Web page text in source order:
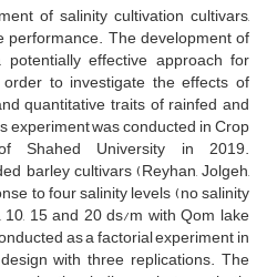
of salinity cultivation cultivars,
The development of
effective approach for
to investigate the effects of
quantitative traits of rainfed and
experiment was conducted in Crop
Shahed University in 2019.
barley cultivars (Reyhan, Jolgeh,
to four salinity levels (no salinity
15 and 20 ds/m with Qom lake
as a factorial experiment in
with three replications. The